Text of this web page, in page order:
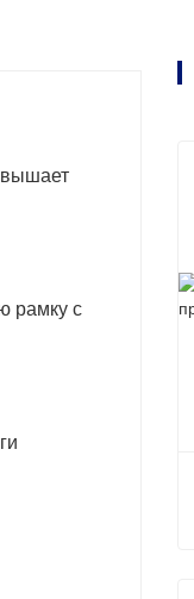
рамку с